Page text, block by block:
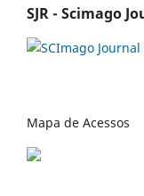
SJR - Scimago
Mapa de Acessos